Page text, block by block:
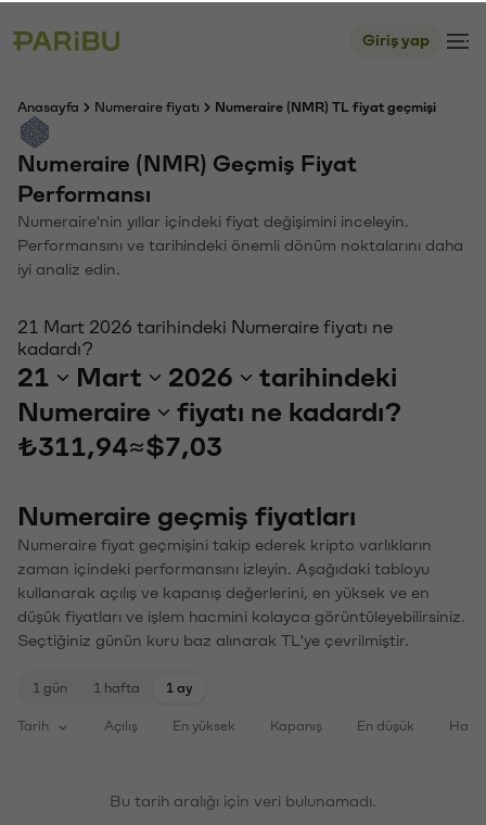
Giriş yap
Anasayfa Numeraire fiyatı Numeraire (NMR) TL fiyat geçmişi
Numeraire (NMR) Geçmiş Fiyat
Performansı
Numeraire'nin yıllar içindeki fiyat değişimini inceleyin.
Performansını ve tarihindeki önemli dönüm noktalarını daha
iyi analiz edin.
21 Mart 2026 tarihindeki Numeraire fiyatı ne
kadardı?
21 Mart 2026
tarihindeki
Numeraire
fiyatı ne kadardı?
₺311,94≈$7,03
Numeraire geçmiş fiyatları
Numeraire fiyat geçmişini takip ederek kripto varlıkların
zaman içindeki performansını izleyin. Aşağıdaki tabloyu
kullanarak açılış ve kapanış değerlerini, en yüksek ve en
düşük fiyatları ve işlem hacmini kolayca görüntüleyebilirsiniz.
Seçtiğiniz günün kuru baz alınarak TL'ye çevrilmiştir.
1 gün 1 hafta 1 ay
Tarih Açılış En yüksek Kapanış En düşük
Bu tarih aralığı için veri bulunamadı.